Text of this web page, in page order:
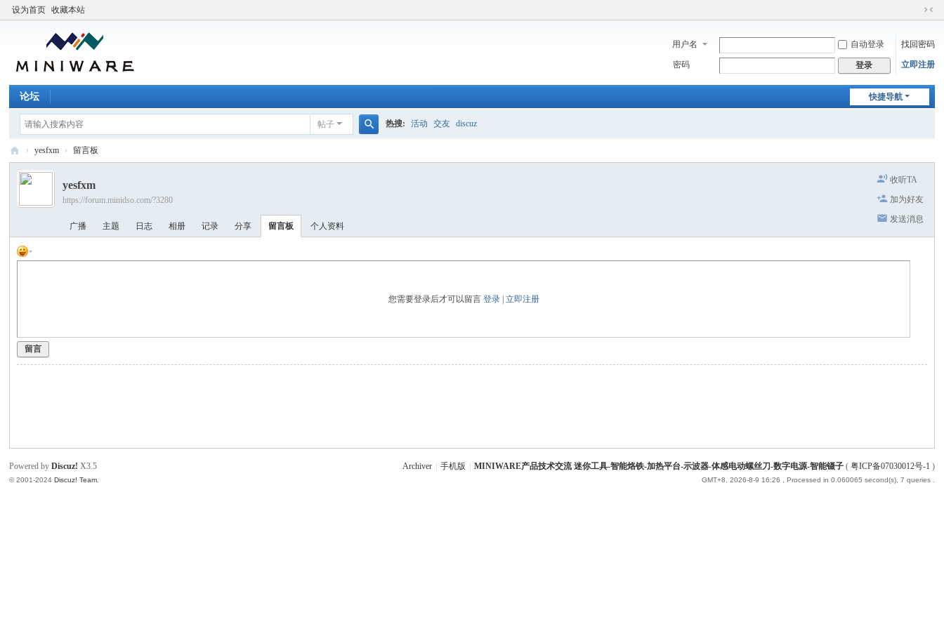
设为首页 收藏本站
切
到
窄
版
用户名 自动登录 找回密码
密码 登录 立即注册
快捷导航
论坛
帖子
索
热搜: 活动 交友 discuz
M
W
品
你
› yesfxm › 留言板
收听TA
加为好友
发送消息
yesfxm
https://forum.minidso.com/?3280
广播 主题 日志 相册 记录 分享 留言板 个人资料
您需要登录后才可以留言 登录| 立即注册
留言
Archiver 手机版 MINIWARE产品技术交流 迷你工具-智能烙铁-加热平台-示波器-体感电动螺丝刀-数字电源-智能镊子( 粤ICP备07030012号-1 )
GMT+8, 2026-8-9 16:26 , Processed in 0.060065 second(s), 7 queries .
Powered byDiscuz! X3.5
© 2001-2024Discuz! Team